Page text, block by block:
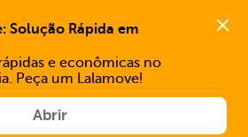
Solução Rápida em
e econômicas no
Peça um Lalamove!
Abrir